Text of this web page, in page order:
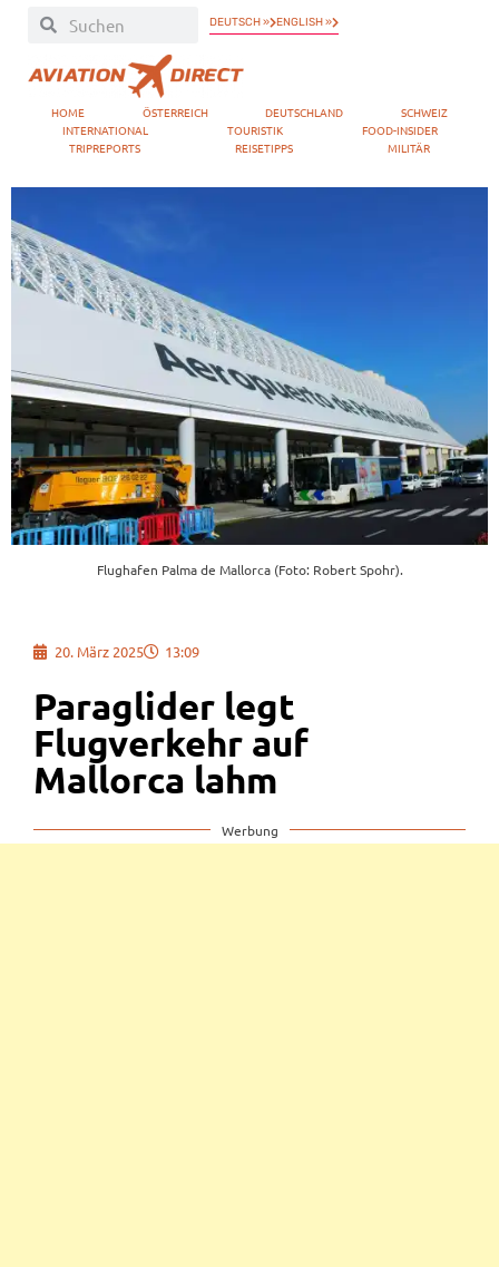
DEUTSCH » ENGLISH »
HOME ÖSTERREICH DEUTSCHLAND
SCHWEIZ
INTERNATIONAL
TOURISTIK
FOOD-INSIDER
TRIPREPORTS
REISETIPPS MILITÄR
Flughafen Palma de Mallorca (Foto: Robert Spohr).
20. März 2025 13:09
Paraglider legt
Flugverkehr auf
Mallorca lahm
Werbung